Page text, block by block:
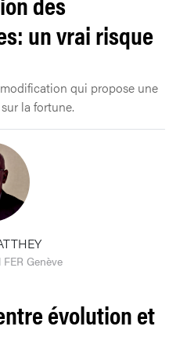
un vrai risque
qui propose une
la fortune.
Genève
évolution et